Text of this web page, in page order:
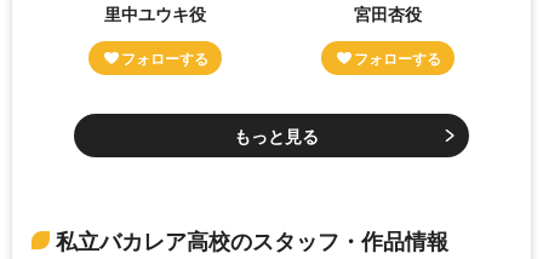
里中ユウキ役
宮田杏役
もっと見る
私立バカレア高校のスタッフ・作品情報